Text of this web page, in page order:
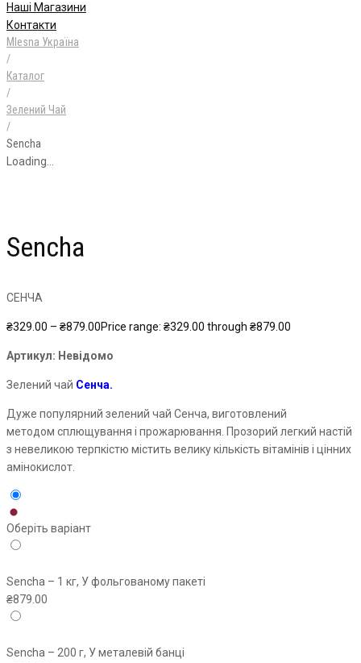
Наші Магазини
Контакти
Mlesna Україна
/
Каталог
/
Зелений Чай
/
Sencha
Loading...
Sencha
СЕНЧА
₴329.00 – ₴879.00Price range: ₴329.00 through ₴879.00
Артикул: Невідомо
Зелений чай Сенча.
Дуже популярний зелений чай Сенча, виготовлений
методом сплющування і прожарювання. Прозорий легкий настій
з невеликою терпкістю містить велику кількість вітамінів і цінних
амінокислот.
Оберіть варіант
Sencha – 1 кг, У фольгованому пакеті
₴879.00
Sencha – 200 г, У металевій банці